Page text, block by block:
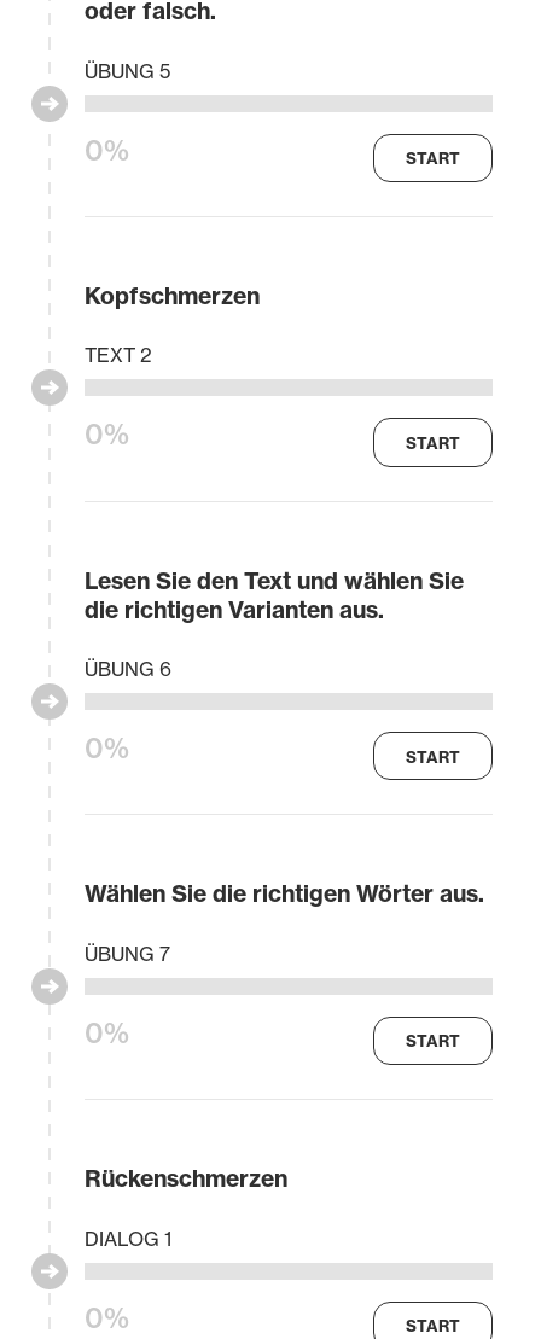
oder falsch.
0%
ÜBUNG 5
START
Kopfschmerzen
0%
TEXT 2
START
Lesen Sie den Text und wählen Sie
die richtigen Varianten aus.
0%
ÜBUNG 6
START
Wählen Sie die richtigen Wörter aus.
0%
ÜBUNG 7
START
Rückenschmerzen
0%
DIALOG 1
START